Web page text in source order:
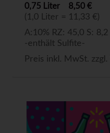
0,75 Liter
8,50 €
(1,0 Liter = 11,33 €)
A:10% RZ: 45,0 S: 8,2
-enthält Sulfite-
Preis inkl. MwSt. zzgl.